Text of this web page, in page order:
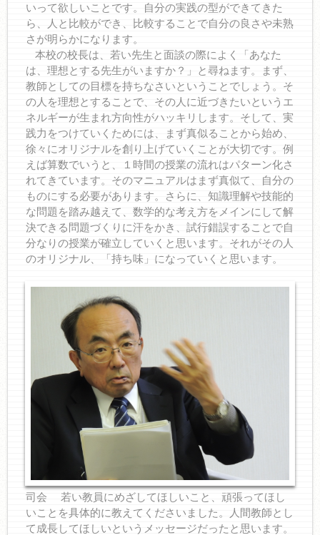
いって欲しいことです。自分の実践の型ができてきた
ら、人と比較ができ、比較することで自分の良さや未熟
さが明らかになります。
本校の校長は、若い先生と面談の際によく「あなた
は、理想とする先生がいますか？」と尋ねます。まず、
教師としての目標を持ちなさいということでしょう。そ
の人を理想とすることで、その人に近づきたいというエ
ネルギーが生まれ方向性がハッキリします。そして、実
践力をつけていくためには、まず真似ることから始め、
徐々にオリジナルを創り上げていくことが大切です。例
えば算数でいうと、１時間の授業の流れはパターン化さ
れてきています。そのマニュアルはまず真似て、自分の
ものにする必要があります。さらに、知識理解や技能的
な問題を踏み越えて、数学的な考え方をメインにして解
決できる問題づくりに汗をかき、試行錯誤することで自
分なりの授業が確立していくと思います。それがその人
のオリジナル、「持ち味」になっていくと思います。
司会 若い教員にめざしてほしいこと、頑張ってほし
いことを具体的に教えてくださいました。人間教師とし
て成長してほしいというメッセージだったと思います。